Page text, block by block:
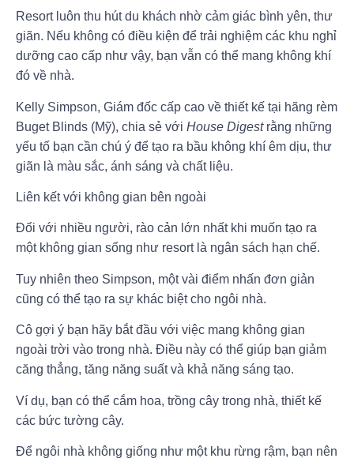
Resort luôn thu hút du khách nhờ cảm giác bình yên, thư
giãn. Nếu không có điều kiện để trải nghiệm các khu nghỉ
dưỡng cao cấp như vậy, bạn vẫn có thể mang không khí
đó về nhà.
Kelly Simpson, Giám đốc cấp cao về thiết kế tại hãng rèm
Buget Blinds (Mỹ), chia sẻ với House Digestrằng những
yếu tố bạn cần chú ý để tạo ra bầu không khí êm dịu, thư
giãn là màu sắc, ánh sáng và chất liệu.
Liên kết với không gian bên ngoài
Đối với nhiều người, rào cản lớn nhất khi muốn tạo ra
một không gian sống như resort là ngân sách hạn chế.
Tuy nhiên theo Simpson, một vài điểm nhấn đơn giản
cũng có thể tạo ra sự khác biệt cho ngôi nhà.
Cô gợi ý bạn hãy bắt đầu với việc mang không gian
ngoài trời vào trong nhà. Điều này có thể giúp bạn giảm
căng thẳng, tăng năng suất và khả năng sáng tạo.
Ví dụ, bạn có thể cắm hoa, trồng cây trong nhà, thiết kế
các bức tường cây.
Để ngôi nhà không giống như một khu rừng rậm, bạn nên